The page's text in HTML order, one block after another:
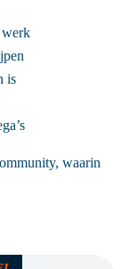
werk
is
waarin